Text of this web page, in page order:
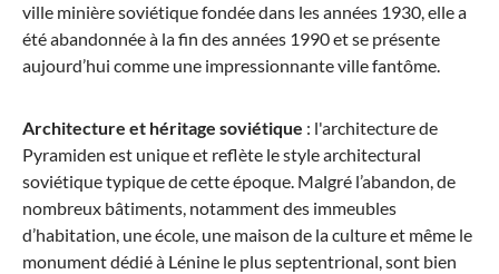
Stratic
Bendigo Light + - Lot de 3 valises (S, M, L)
ville minière soviétique fondée dans les années 1930, elle a
été abandonnée à la fin des années 1990 et se présente
aujourd’hui comme une impressionnante ville fantôme.
Architecture et héritage soviétique : l'architecture de
Pyramiden est unique et reflète le style architectural
soviétique typique de cette époque. Malgré l’abandon, de
nombreux bâtiments, notamment des immeubles
d’habitation, une école, une maison de la culture et même le
monument dédié à Lénine le plus septentrional, sont bien